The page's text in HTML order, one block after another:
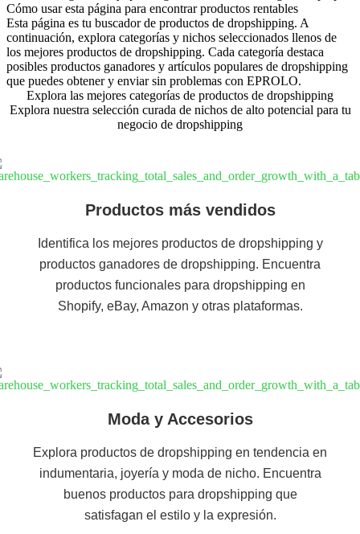
Cómo usar esta página para encontrar productos rentables
Esta página es tu buscador de productos de dropshipping. A
continuación, explora categorías y nichos seleccionados llenos de
los mejores productos de dropshipping. Cada categoría destaca
posibles productos ganadores y artículos populares de dropshipping
que puedes obtener y enviar sin problemas con EPROLO.
Explora las mejores categorías de productos de dropshipping
Explora nuestra selección curada de nichos de alto potencial para tu
negocio de dropshipping
Productos más vendidos
Identifica los mejores productos de dropshipping y
productos ganadores de dropshipping. Encuentra
productos funcionales para dropshipping en
Shopify, eBay, Amazon y otras plataformas.
Moda y Accesorios
Explora productos de dropshipping en tendencia en
indumentaria, joyería y moda de nicho. Encuentra
buenos productos para dropshipping que
satisfagan el estilo y la expresión.